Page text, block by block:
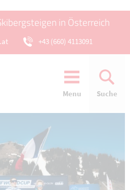
in Österreich
+43 (660) 4113091
Menu Suche